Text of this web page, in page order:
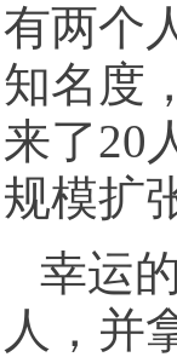
有两个
知名度
来了20
规模扩
幸运
人，并